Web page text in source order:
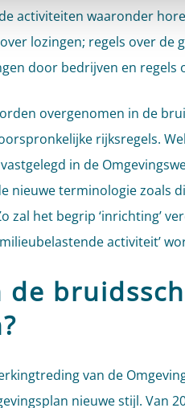
activiteiten waaronder
lozingen; regels over de
door bedrijven en regels
overgenomen in de
rijksregels.
in de
nieuwe terminologie zoals
zal het begrip ‘inrichting’
activiteit’
de
van de
nieuwe stijl. Van